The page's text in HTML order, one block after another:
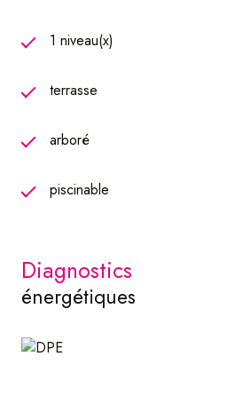
1 niveau(x)
terrasse
arboré
piscinable
diagnostics
énergétiques